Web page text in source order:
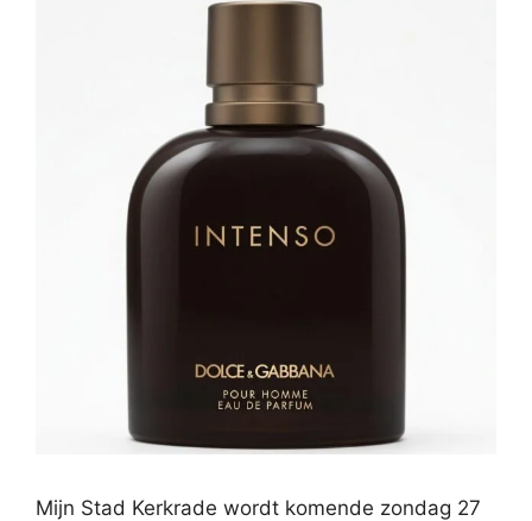
Mijn Stad Kerkrade wordt komende zondag 27